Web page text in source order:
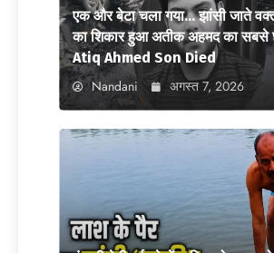
एक और बेटा चला गया… झांसी जाते
का शिकार हुआ अतीक अहमद का सबसे
Atiq Ahmed Son Died
Nandani अगस्त 7, 2026